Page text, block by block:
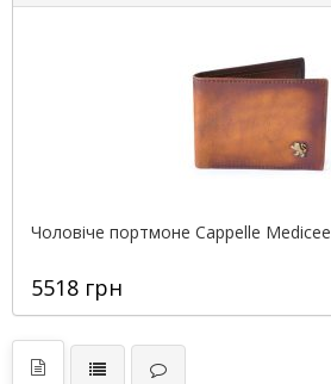
Чоловіче портмоне Cappelle Medicee
5518 грн